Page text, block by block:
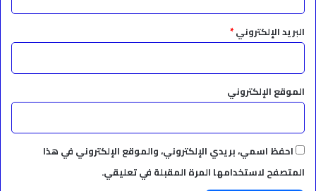
البريد الإلكتروني*
الموقع الإلكتروني
احفظ اسمي، بريدي الإلكتروني، والموقع الإلكتروني في هذا
المتصفح لاستخدامها المرة المقبلة في تعليقي.